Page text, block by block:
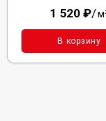
1 520 ₽/
В корзину